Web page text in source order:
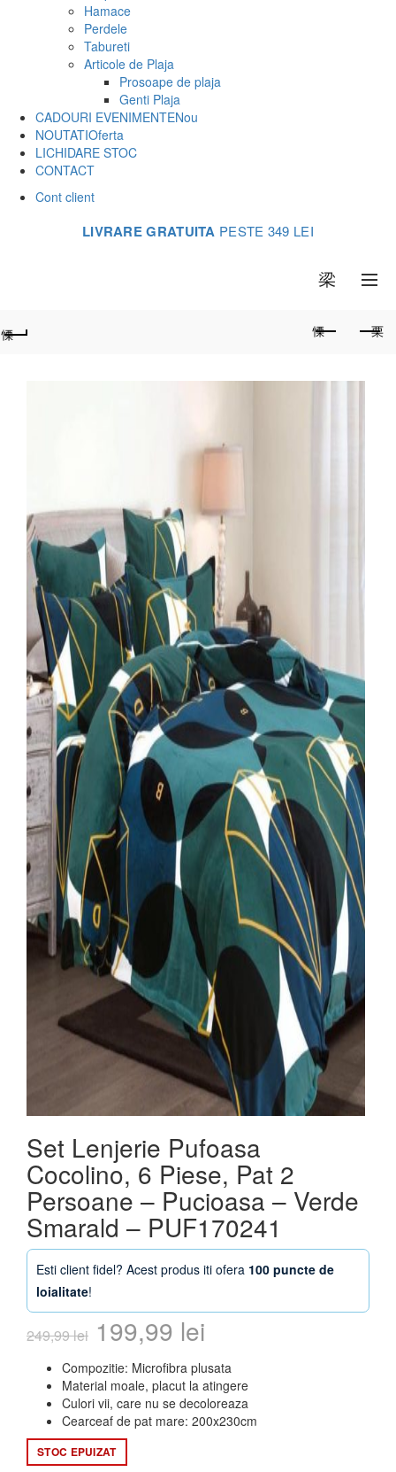
Hamace
Perdele
Tabureti
Articole de Plaja
Prosoape de plaja
Genti Plaja
CADOURI EVENIMENTENou
NOUTATIOferta
LICHIDARE STOC
CONTACT
Cont client
LIVRARE GRATUITA PESTE 349 LEI
Set Lenjerie Pufoasa
Cocolino, 6 Piese, Pat 2
Persoane – Pucioasa – Verde
Smarald – PUF170241
Esti client fidel? Acest produs iti ofera 100 puncte de
loialitate!
249,99lei Prețul
inițial
a
fost:
199,99 lei
curent
este:
199,99 lei.
Compozitie: Microfibra plusata
Material moale, placut la atingere
Culori vii, care nu se decoloreaza
Cearceaf de pat mare: 200x230cm
STOC EPUIZAT